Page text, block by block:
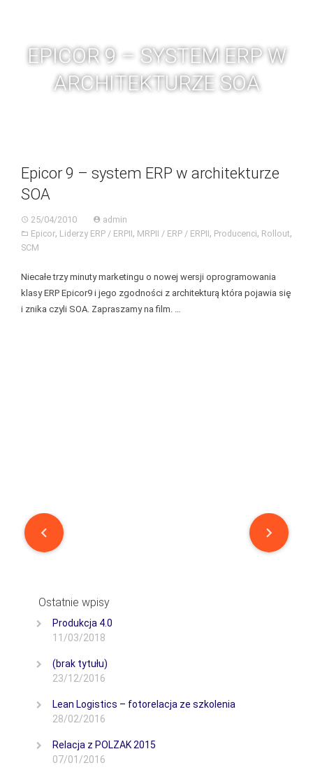
EPICOR 9 – SYSTEM ERP W
ARCHITEKTURZE SOA
Epicor 9 – system ERP w architekturze
SOA
25/04/2010
admin
Epicor, Liderzy ERP / ERPII, MRPII / ERP / ERPII, Producenci, Rollout,
SCM
Niecałe trzy minuty marketingu o nowej wersji oprogramowania
klasy ERP Epicor9 i jego zgodności z architekturą która pojawia się
i znika czyli SOA. Zapraszamy na film. …
Post
Ostatnie wpisy
Produkcja 4.0
11/03/2018
(brak tytułu)
23/12/2016
Lean Logistics – fotorelacja ze szkolenia
28/02/2016
Relacja z POLZAK 2015
07/01/2016